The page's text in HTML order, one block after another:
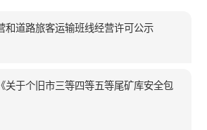
和道路旅客运输班线经营许可公示
关于个旧市三等四等五等尾矿库安全包